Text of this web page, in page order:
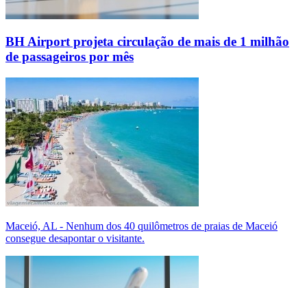
BH Airport projeta circulação de mais de 1 milhão
de passageiros por mês
Maceió, AL - Nenhum dos 40 quilômetros de praias de Maceió
consegue desapontar o visitante.